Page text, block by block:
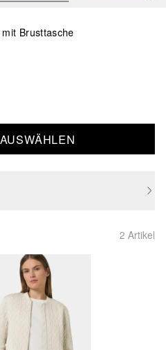
Brusttasche
2 Artikel